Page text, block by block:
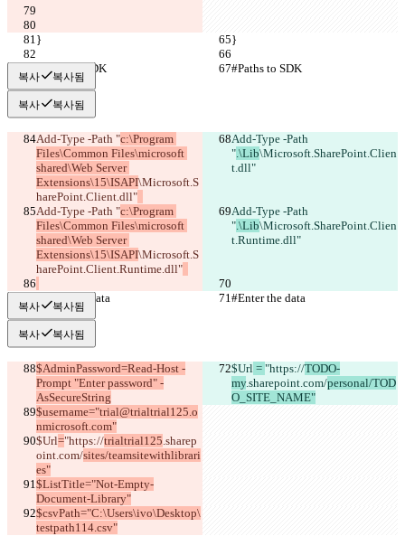
} }
#Paths to SDK #Paths to SDK
복사 복사됨
복사 복사됨
Add-Type -Path "c:\Program
Files\Common Files\microsoft
shared\Web Server
Extensions\15\ISAPI\Microsoft.S
harePoint.Client.dll"
Add-Type -Path
".\Lib\Microsoft.SharePoint.Clien
t.dll"
Add-Type -Path "c:\Program
Files\Common Files\microsoft
shared\Web Server
Extensions\15\ISAPI\Microsoft.S
harePoint.Client.Runtime.dll"
Add-Type -Path
".\Lib\Microsoft.SharePoint.Clien
t.Runtime.dll"
#Enter the data #Enter the data
복사 복사됨
복사 복사됨
$AdminPassword=Read-Host -
Prompt "Enter password" -
AsSecureString
$Url = "https://TODO-
my.sharepoint.com/personal/TOD
O_SITE_NAME"
$username="trial@trialtrial125.o
nmicrosoft.com"
$Url="https://trialtrial125.sharep
oint.com/sites/teamsitewithlibrari
es"
$ListTitle="Not-Empty-
Document-Library"
$csvPath="C:\Users\ivo\Desktop\
testpath114.csv"